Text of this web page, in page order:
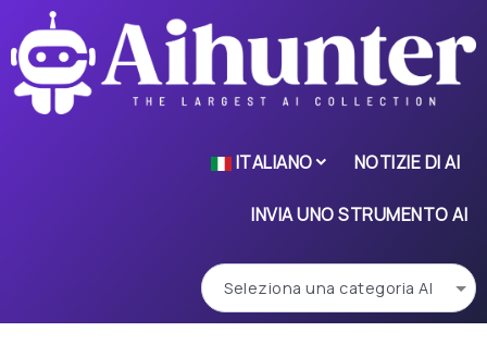
ITALIANO NOTIZIE DI AI
INVIA UNO STRUMENTO AI